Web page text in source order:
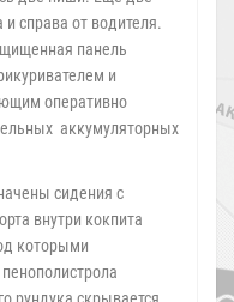
справа от водителя.
панель
и
оперативно
аккумуляторных
сидения с
внутри кокпита
которыми